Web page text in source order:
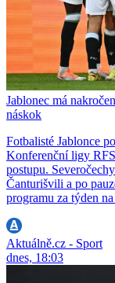
Jablonec má
náskok
Fotbalisté Jablonce
Konferenční ligy
postupu.
Čanturišvili a po
programu za týden
Aktuálně.cz - Sport
dnes, 18:03